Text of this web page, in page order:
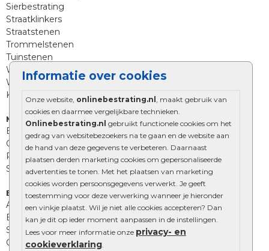
Informatie over cookies
Onze website, onlinebestrating.nl , maakt gebruik van
cookies en daarmee vergelijkbare technieken.
Onlinebestrating.nl gebruikt functionele cookies om het
gedrag van websitebezoekers na te gaan en de website aan
de hand van deze gegevens te verbeteren. Daarnaast
plaatsen derden marketing cookies om gepersonaliseerde
advertenties te tonen. Met het plaatsen van marketing
cookies worden persoonsgegevens verwerkt. Je geeft
toestemming voor deze verwerking wanneer je hieronder
een vinkje plaatst. Wil je niet alle cookies accepteren? Dan
kan je dit op ieder moment aanpassen in de instellingen.
Lees voor meer informatie onze privacy- en
cookieverklaring.
Sierbestrating
Straatklinkers
Straatstenen
Trommelstenen
Tuinstenen
Waalformaat
Wildverband bestrating
Kingstones
Muurelementen
Betonbielzen
Opsluitbanden
Palissades
Stapelblokken
Extra benodigdheden
Afwatering en diversen
Beplantings en betonelementen
Split, grind en zand
Oprit tegels